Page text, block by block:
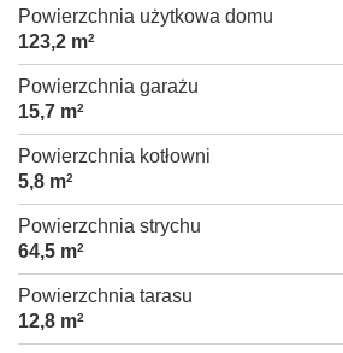
Powierzchnia użytkowa domu
123,2 m2
Powierzchnia garażu
15,7 m2
Powierzchnia kotłowni
5,8 m2
Powierzchnia strychu
64,5 m2
Powierzchnia tarasu
12,8 m2